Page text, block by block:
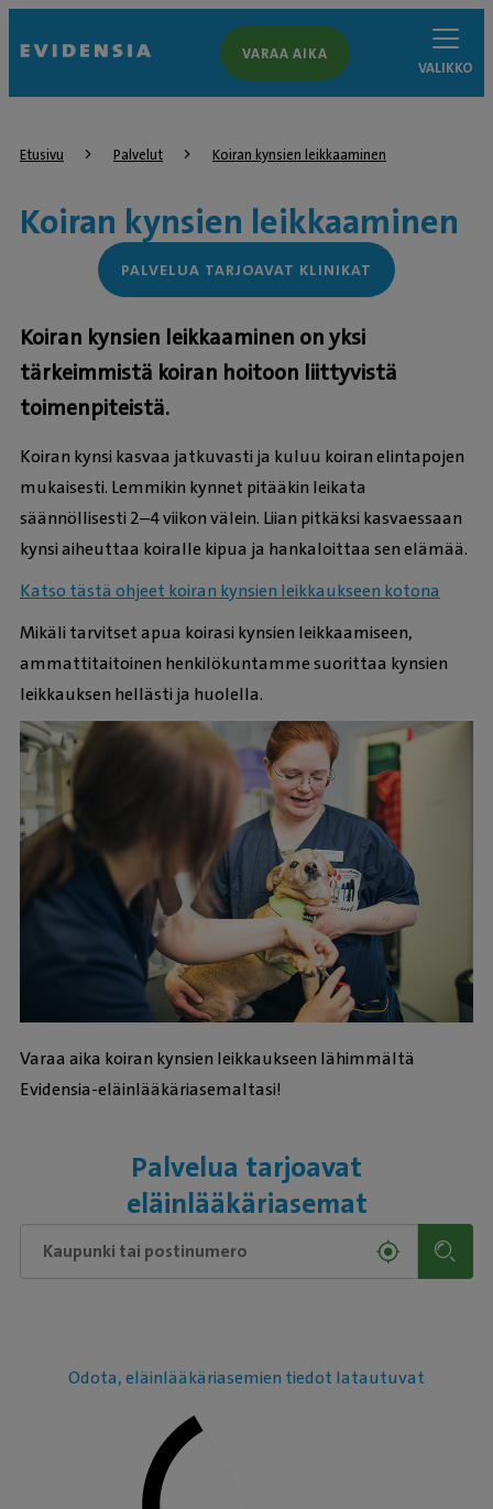
VARAA AIKA
VALIKKO
Etusivu Palvelut Koiran kynsien leikkaaminen
Koiran kynsien leikkaaminen
PALVELUA TARJOAVAT KLINIKAT
Koiran kynsien leikkaaminen on yksi
tärkeimmistä koiran hoitoon liittyvistä
toimenpiteistä.
Koiran kynsi kasvaa jatkuvasti ja kuluu koiran elintapojen
mukaisesti. Lemmikin kynnet pitääkin leikata
säännöllisesti 2–4 viikon välein. Liian pitkäksi kasvaessaan
kynsi aiheuttaa koiralle kipua ja hankaloittaa sen elämää.
Katso tästä ohjeet koiran kynsien leikkaukseen kotona
Mikäli tarvitset apua koirasi kynsien leikkaamiseen,
ammattitaitoinen henkilökuntamme suorittaa kynsien
leikkauksen hellästi ja huolella.
Varaa aika koiran kynsien leikkaukseen lähimmältä
Evidensia-eläinlääkäriasemaltasi!
Palvelua tarjoavat
eläinlääkäriasemat
Odota, eläinlääkäriasemien tiedot latautuvat